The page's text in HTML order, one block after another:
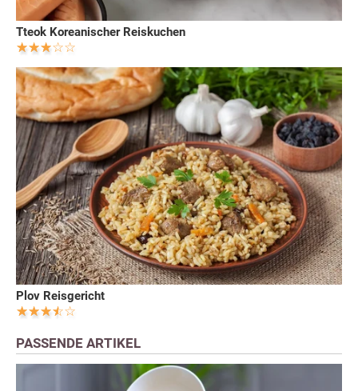
Tteok Koreanischer Reiskuchen
Plov Reisgericht
PASSENDE ARTIKEL